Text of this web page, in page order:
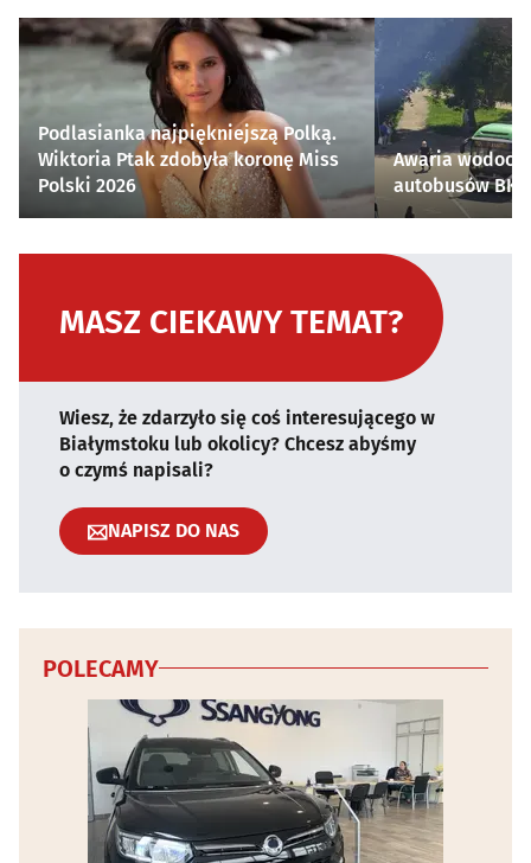
Podlasianka najpiękniejszą Polką.
Wiktoria Ptak zdobyła koronę Miss
Polski 2026
Awaria
autobusów
MASZ CIEKAWY TEMAT?
Wiesz, że zdarzyło się coś interesującego w
Białymstoku lub okolicy? Chcesz abyśmy
o czymś napisali?
NAPISZ DO NAS
POLECAMY